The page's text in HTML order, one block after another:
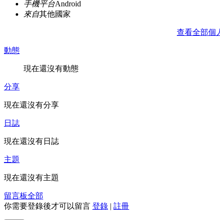
手機平台Android
來自其他國家
查看全部個
動態
現在還沒有動態
分享
現在還沒有分享
日誌
現在還沒有日誌
主題
現在還沒有主題
留言板全部
你需要登錄後才可以留言 登錄 | 註冊